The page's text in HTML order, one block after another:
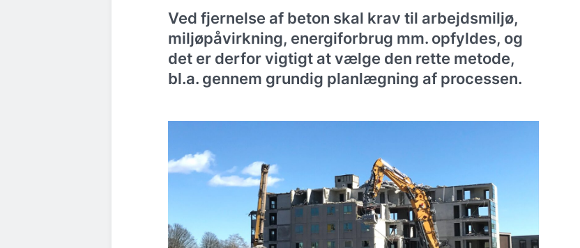
Ved fjernelse af beton skal krav til arbejdsmiljø,
miljøpåvirkning, energiforbrug mm. opfyldes, og
det er derfor vigtigt at vælge den rette metode,
bl.a. gennem grundig planlægning af processen.